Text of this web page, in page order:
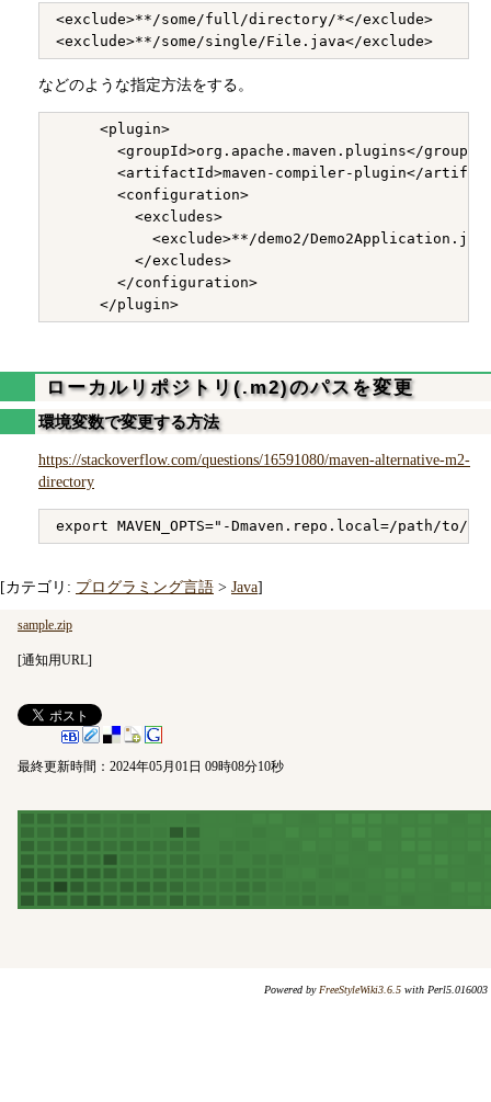
<exclude>**/some/full/directory/*</exclude>
などのような指定方法をする。
     <plugin>
<groupId>org.apache.maven.plugins</
<artifactId>maven-compiler-plugin</
       <configuration>
         <excludes>
<exclude>**/demo2/
         </excludes>
       </configuration>
ローカルリポジトリ(.m2)のパスを変更
環境変数で変更する方法
https://stackoverflow.com/questions/16591080/maven-alternative-m2-
directory
[カテゴリ: プログラミング言語 > Java]
sample.zip
[通知用URL]
最終更新時間：2024年05月01日 09時08分10秒
Powered by FreeStyleWiki3.6.5 with Perl5.016003